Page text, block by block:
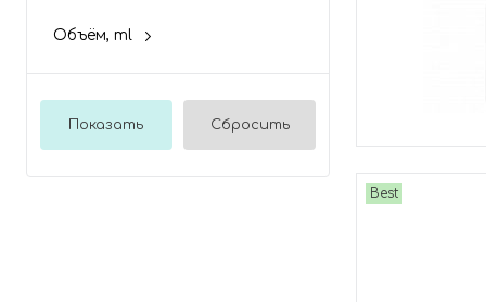
Объём, ml
Показать Сбросить
Best